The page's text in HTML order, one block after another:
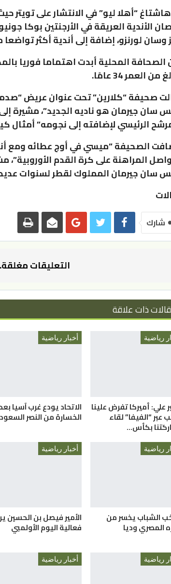
هاشتاغ “أهلا ليو” في الانتشار على
الأندية العريقة في الأرجنتين بوكا
وسان لورنزو، إضافة إلى أندية أكثر
الصحافة المحلية أبدت اهتماما فوريا
من العمر 34 عامًا.
صحيفة “كلارين” تحت عنوان عريض
سان جيرمان هو ناديه الجديد”، مشيرة
الرئيسي لإضافته إلى نجومه” أمثال
الصحيفة “ميسي في أوج عطائه ومع
المراهنة على كرة القدم الأوروبية”،
سان جيرمان المملوك لقطر لسنوات
شارك
التعليقات مغلقة.
ذات علاقة
رياضية
علي: أميركا تفرض علينا
عبر “الفيفا” لقاء
بكأس…
أخبار رياضية
الاتحاد يودع غرب آسيا بعد
الخسارة من النصر
رياضية
الشباب يخسر من
المصري وديا
أخبار رياضية
الأمير فيصل بن الحسين
فعالية اليوم الأولمبي
رياضية أخبار رياضية